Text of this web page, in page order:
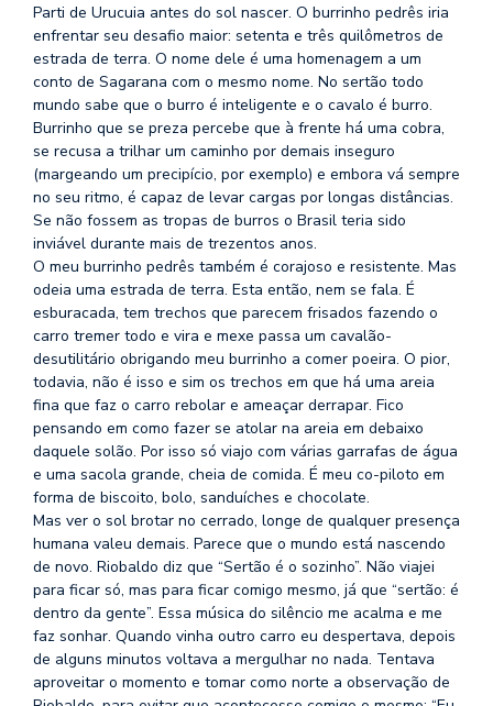
Parti de Urucuia antes do sol nascer. O burrinho pedrês iria
enfrentar seu desafio maior: setenta e três quilômetros de
estrada de terra. O nome dele é uma homenagem a um
conto de Sagarana com o mesmo nome. No sertão todo
mundo sabe que o burro é inteligente e o cavalo é burro.
Burrinho que se preza percebe que à frente há uma cobra,
se recusa a trilhar um caminho por demais inseguro
(margeando um precipício, por exemplo) e embora vá sempre
no seu ritmo, é capaz de levar cargas por longas distâncias.
Se não fossem as tropas de burros o Brasil teria sido
inviável durante mais de trezentos anos.
O meu burrinho pedrês também é corajoso e resistente. Mas
odeia uma estrada de terra. Esta então, nem se fala. É
esburacada, tem trechos que parecem frisados fazendo o
carro tremer todo e vira e mexe passa um cavalão-
desutilitário obrigando meu burrinho a comer poeira. O pior,
todavia, não é isso e sim os trechos em que há uma areia
fina que faz o carro rebolar e ameaçar derrapar. Fico
pensando em como fazer se atolar na areia em debaixo
daquele solão. Por isso só viajo com várias garrafas de água
e uma sacola grande, cheia de comida. É meu co-piloto em
forma de biscoito, bolo, sanduíches e chocolate.
Mas ver o sol brotar no cerrado, longe de qualquer presença
humana valeu demais. Parece que o mundo está nascendo
de novo. Riobaldo diz que “Sertão é o sozinho”. Não viajei
para ficar só, mas para ficar comigo mesmo, já que “sertão: é
dentro da gente”. Essa música do silêncio me acalma e me
faz sonhar. Quando vinha outro carro eu despertava, depois
de alguns minutos voltava a mergulhar no nada. Tentava
aproveitar o momento e tomar como norte a observação de